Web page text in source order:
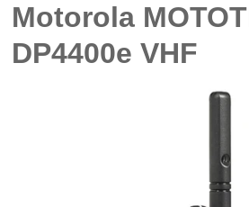
Motorola
DP4400e VHF